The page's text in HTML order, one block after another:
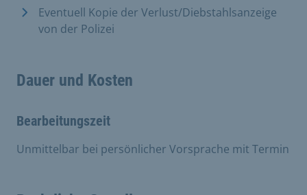
Eventuell Kopie der Verlust/Diebstahlsanzeige
von der Polizei
Dauer und Kosten
Bearbeitungszeit
Unmittelbar bei persönlicher Vorsprache mit Termin